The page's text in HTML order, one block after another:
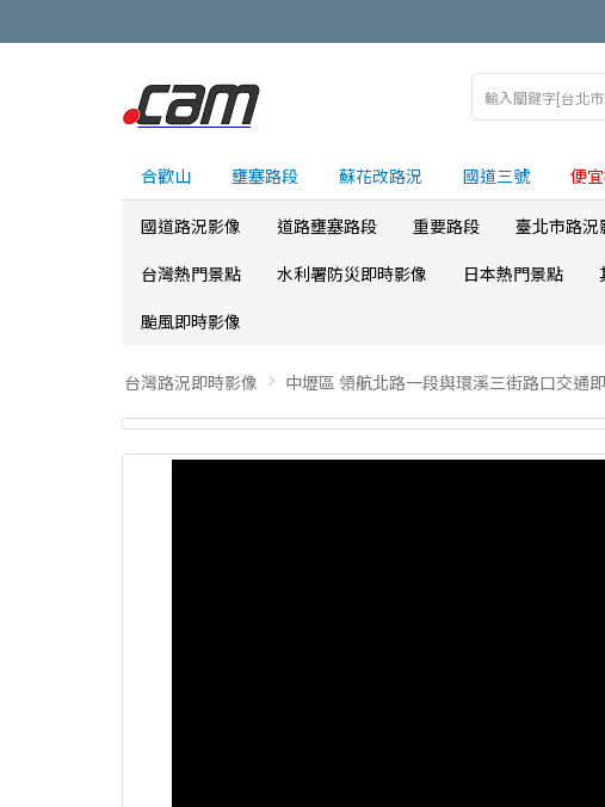
合歡山 壅塞路段 蘇花改路況 國道三號 便
國道路況影像 道路壅塞路段 重要路段 臺北市路況
台灣熱門景點
水利署防災即時影像 日本熱門景點
颱風即時影像
台灣路況即時影像 中壢區 領航北路一段與環溪三街路口交通